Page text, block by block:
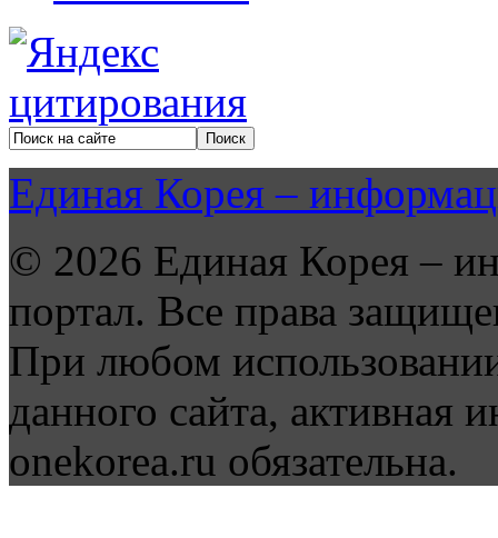
Единая Корея –
© 2026 Единая Корея –
портал. Все права
При любом
данного сайта, активная
onekorea.ru обязательна.